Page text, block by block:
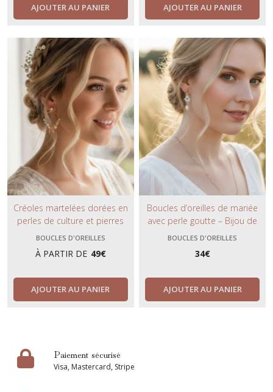
AJOUTER AU PANIER AJOUTER AU PANIER
Créoles martelées dorées en
perles de culture et pierres
Watermelon – Boucles d’oreilles
artisanales bohèmes.
BOUCLES D'OREILLES
À PARTIR DE 49€
AJOUTER AU PANIER
Boucles d’oreilles de mariée
avec perle goutte – Bijou de
mariage élégant assorti au
BOUCLES D'OREILLES
34€
AJOUTER AU PANIER
Paiement sécurisé
Visa, Mastercard, Stripe